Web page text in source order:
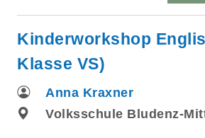
Kinderworkshop
Klasse VS)
Anna Kraxner
Volksschule Bludenz-